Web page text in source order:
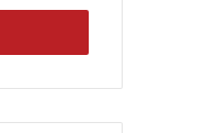
الإلكتروني